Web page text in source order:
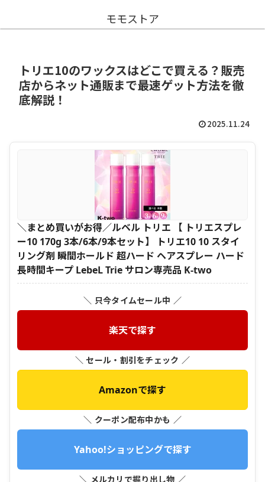
モモストア
トリエ10のワックスはどこで買える？販売
店からネット通販まで最速ゲット方法を徹
底解説！
2025.11.24
＼まとめ買いがお得／ルベル トリエ 【 トリエスプレ
ー10 170g 3本/6本/9本セット】 トリエ10 10 スタイ
リング剤 瞬間ホールド 超ハード ヘアスプレー ハード
長時間キープ LebeL Trie サロン専売品 K-two
＼ 只今タイムセール中 ／
楽天で探す
＼ セール・割引をチェック ／
Amazonで探す
＼ クーポン配布中かも ／
Yahoo!ショッピングで探す
＼ メルカリで掘り出し物 ／